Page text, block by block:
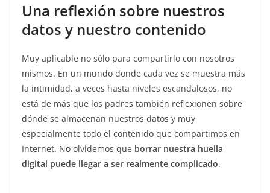
Una reflexión sobre nuestros
datos y nuestro contenido
Muy aplicable no sólo para compartirlo con nosotros
mismos. En un mundo donde cada vez se muestra más
la intimidad, a veces hasta niveles escandalosos, no
está de más que los padres también reflexionen sobre
dónde se almacenan nuestros datos y muy
especialmente todo el contenido que compartimos en
Internet. No olvidemos que borrar nuestra huella
digital puede llegar a ser realmente complicado.